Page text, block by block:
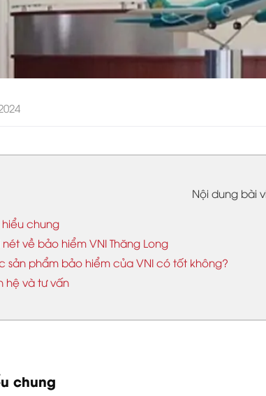
Nội dung bài
hiểu chung
về bảo hiểm VNI Thăng Long
sản phẩm bảo hiểm của VNI có tốt không?
hệ và tư vấn
chung